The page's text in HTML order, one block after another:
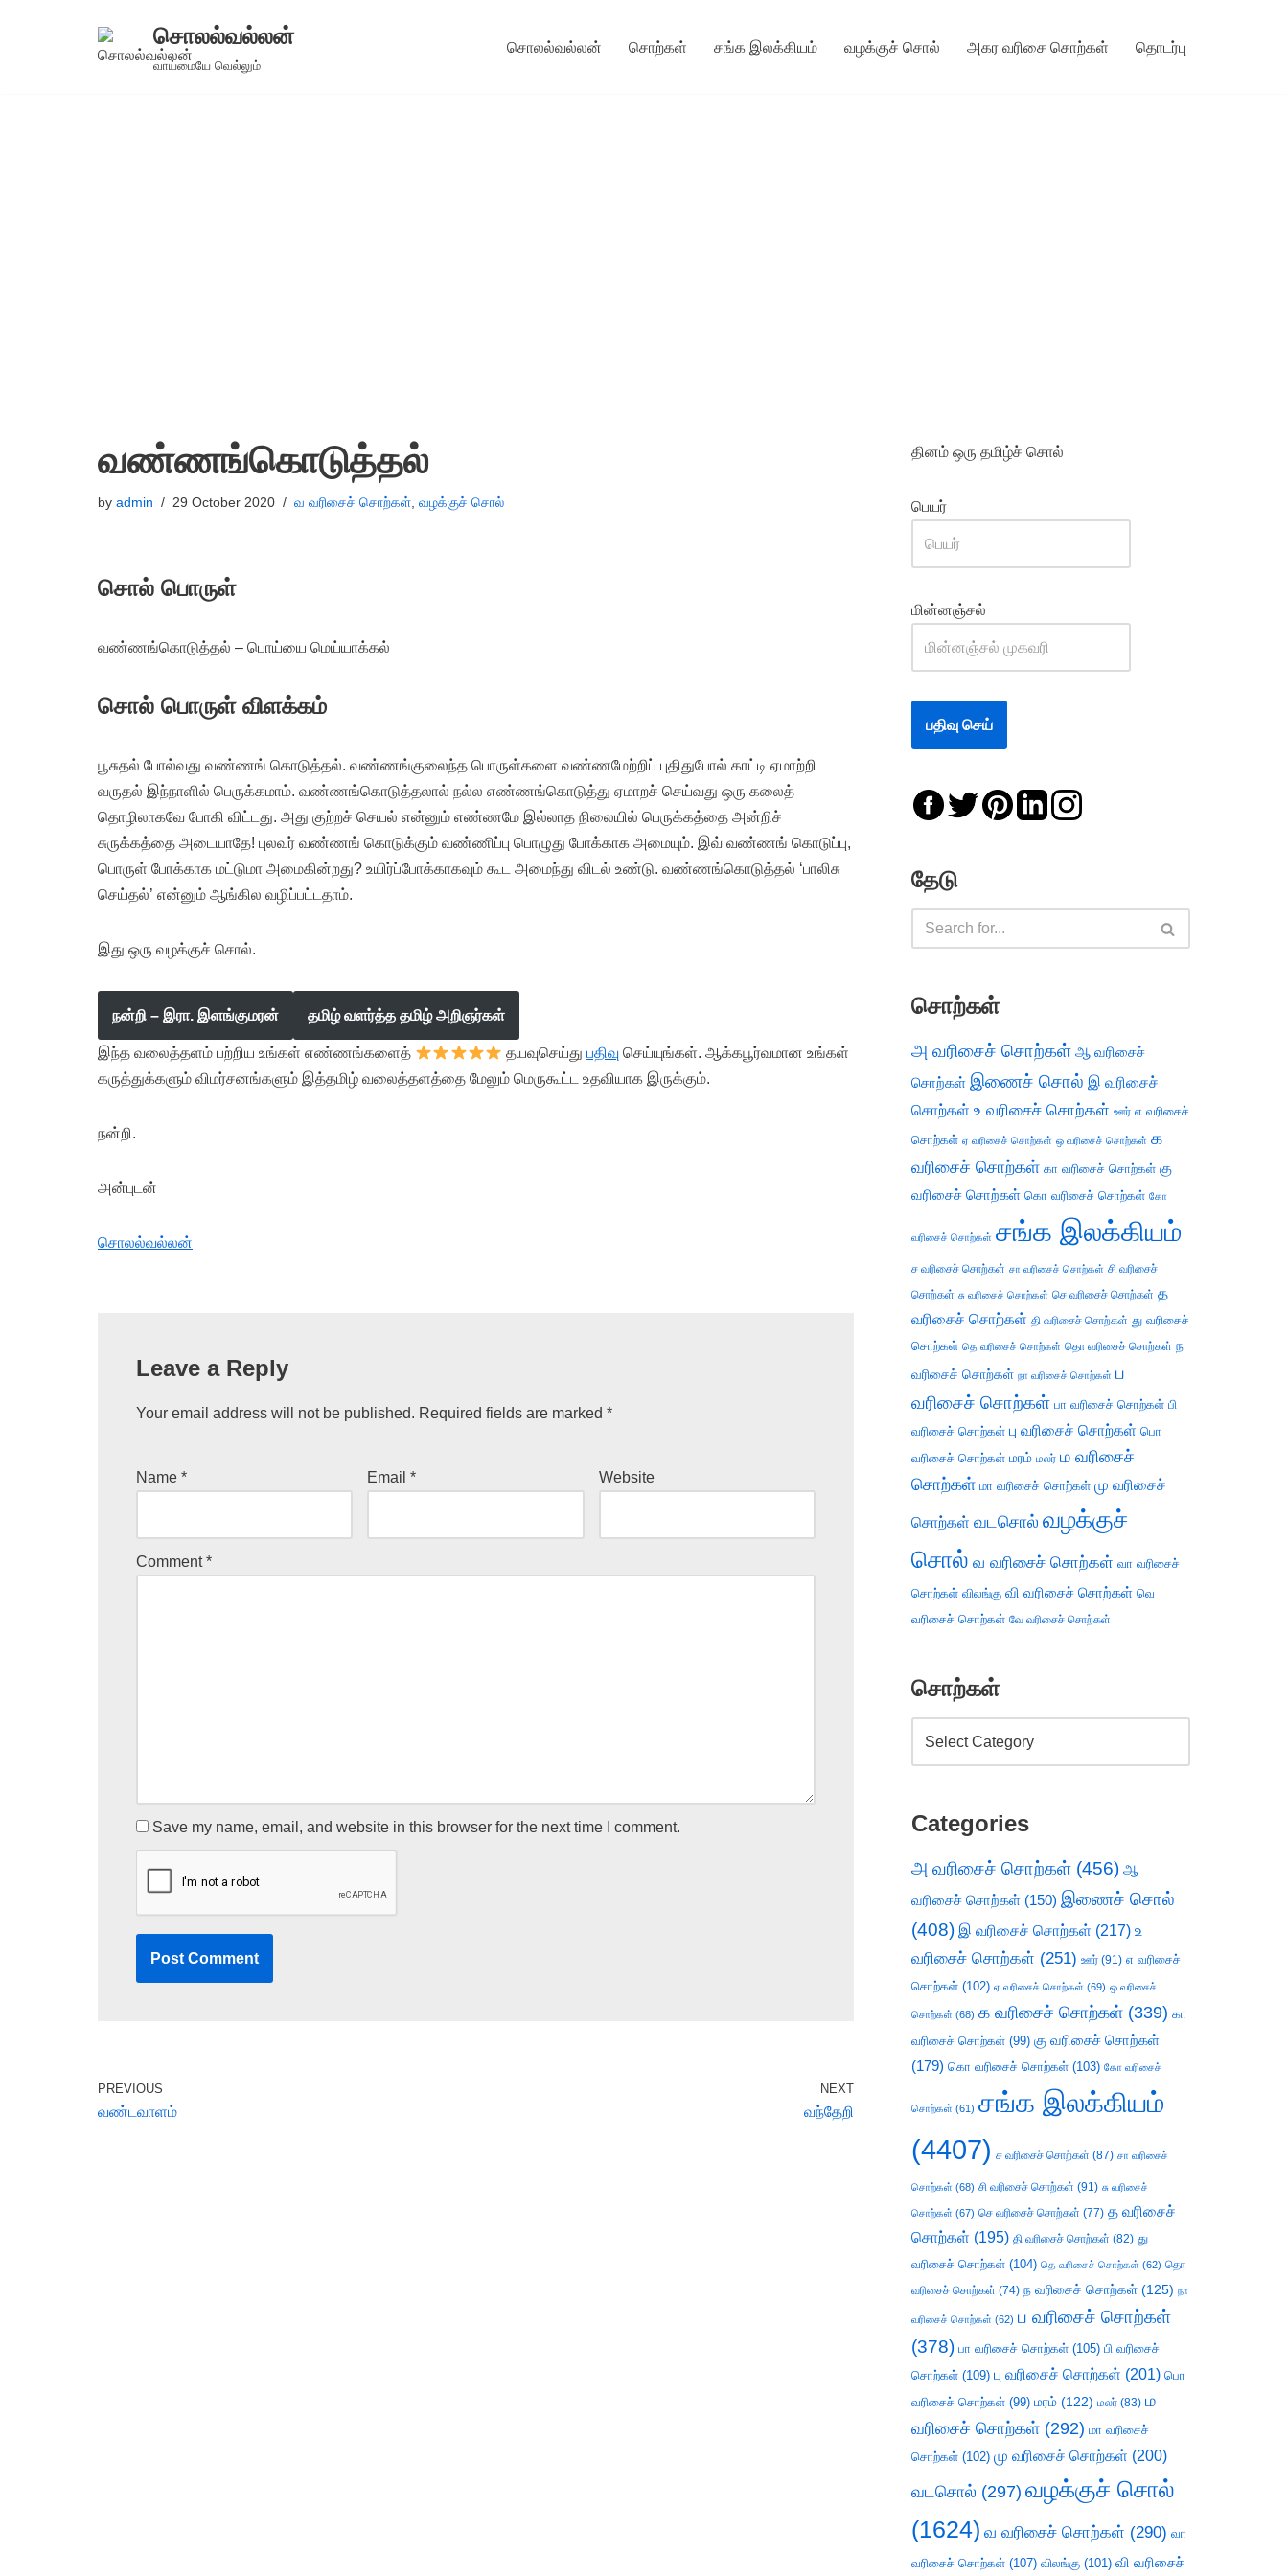
சொலல்வல்லன்
வாய்மையே வெல்லும்
சொலல்வல்லன் சொற்கள் சங்க இலக்கியம் வழக்குச் சொல் அகர வரிசை சொற்கள் தொடர்பு
வண்ணங்கொடுத்தல்
by admin 29 October 2020 வ வரிசைச் சொற்கள் வழக்குச் சொல்
சொல் பொருள்
வண்ணங்கொடுத்தல் – பொய்யை மெய்யாக்கல்
சொல் பொருள் விளக்கம்
பூசுதல் போல்வது வண்ணங் கொடுத்தல். வண்ணங்குலைந்த பொருள்களை வண்ணமேற்றிப் புதிதுபோல் காட்டி ஏமாற்றி
வருதல் இந்நாளில் பெருக்கமாம். வண்ணங்கொடுத்தலால் நல்ல எண்ணங்கொடுத்து ஏமாறச் செய்வது ஒரு கலைத்
தொழிலாகவே போகி விட்டது. அது குற்றச் செயல் என்னும் எண்ணமே இல்லாத நிலையில் பெருக்கத்தை அன்றிச்
சுருக்கத்தை அடையாதே! புலவர் வண்ணங் கொடுக்கும் வண்ணிப்பு பொழுது போக்காக அமையும். இவ் வண்ணங் கொடுப்பு,
பொருள் போக்காக மட்டுமா அமைகின்றது? உயிர்ப்போக்காகவும் கூட அமைந்து விடல் உண்டு. வண்ணங்கொடுத்தல் ‘பாலிசு
செய்தல்’ என்னும் ஆங்கில வழிப்பட்டதாம்.
இது ஒரு வழக்குச் சொல்.
நன்றி – இரா. இளங்குமரன் தமிழ் வளர்த்த தமிழ் அறிஞர்கள்
இந்த வலைத்தளம் பற்றிய உங்கள் எண்ணங்களைத் தயவுசெய்துபதிவு செய்யுங்கள். ஆக்கபூர்வமான உங்கள்
கருத்துக்களும் விமர்சனங்களும் இத்தமிழ் வலைத்தளத்தை மேலும் மெருகூட்ட உதவியாக இருக்கும்.
நன்றி.
அன்புடன்
சொலல்வல்லன்
Leave a Reply
Your email address will not be published. Required fields are marked *
Name * Email* Website
Comment*
Save my name, email, and website in this browser for the next time I comment.
PREVIOUS
வண்டவாளம்
NEXT
வந்தேறி
தினம் ஒரு தமிழ்ச் சொல்
பெயர்
மின்னஞ்சல்
தேடு
சொற்கள்
அ வரிசைச் சொற்கள் ஆ வரிசைச்
சொற்கள் இணைச் சொல் இ வரிசைச்
சொற்கள் உ வரிசைச் சொற்கள் ஊர் எ வரிசைச்
சொற்கள் ஏ வரிசைச் சொற்கள் ஒ வரிசைச் சொற்கள் க
வரிசைச் சொற்கள் கா வரிசைச் சொற்கள் கு
வரிசைச் சொற்கள் கொ வரிசைச் சொற்கள் கோ
வரிசைச் சொற்கள் சங்க இலக்கியம்
ச வரிசைச் சொற்கள் சா வரிசைச் சொற்கள் சி வரிசைச்
சொற்கள் சு வரிசைச் சொற்கள் செ வரிசைச் சொற்கள் த
வரிசைச் சொற்கள் தி வரிசைச் சொற்கள் து வரிசைச்
சொற்கள் தெ வரிசைச் சொற்கள் தொ வரிசைச் சொற்கள் ந
வரிசைச் சொற்கள் நா வரிசைச் சொற்கள் ப
வரிசைச் சொற்கள் பா வரிசைச் சொற்கள் பி
வரிசைச் சொற்கள் பு வரிசைச் சொற்கள் பொ
வரிசைச் சொற்கள் மரம் மலர் ம வரிசைச்
சொற்கள் மா வரிசைச் சொற்கள் மு வரிசைச்
சொற்கள் வடசொல் வழக்குச்
சொல் வ வரிசைச் சொற்கள் வா வரிசைச்
சொற்கள் விலங்கு வி வரிசைச் சொற்கள் வெ
வரிசைச் சொற்கள் வே வரிசைச் சொற்கள்
சொற்கள்
Categories
அ வரிசைச் சொற்கள் (456) ஆ
வரிசைச் சொற்கள் (150) இணைச் சொல்
(408) இ வரிசைச் சொற்கள் (217) உ
வரிசைச் சொற்கள் (251) ஊர் (91) எ வரிசைச்
சொற்கள் (102) ஏ வரிசைச் சொற்கள் (69) ஒ வரிசைச்
சொற்கள் (68) க வரிசைச் சொற்கள் (339) கா
வரிசைச் சொற்கள் (99) கு வரிசைச் சொற்கள்
(179) கொ வரிசைச் சொற்கள் (103) கோ வரிசைச்
சொற்கள் (61) சங்க இலக்கியம்
(4407) ச வரிசைச் சொற்கள் (87) சா வரிசைச்
சொற்கள் (68) சி வரிசைச் சொற்கள் (91) சு வரிசைச்
சொற்கள் (67) செ வரிசைச் சொற்கள் (77) த வரிசைச்
சொற்கள் (195) தி வரிசைச் சொற்கள் (82) து
வரிசைச் சொற்கள் (104) தெ வரிசைச் சொற்கள் (62) தொ
வரிசைச் சொற்கள் (74) ந வரிசைச் சொற்கள் (125) நா
வரிசைச் சொற்கள் (62) ப வரிசைச் சொற்கள்
(378) பா வரிசைச் சொற்கள் (105) பி வரிசைச்
சொற்கள் (109) பு வரிசைச் சொற்கள் (201) பொ
வரிசைச் சொற்கள் (99) மரம் (122) மலர் (83) ம
வரிசைச் சொற்கள் (292) மா வரிசைச்
சொற்கள் (102) மு வரிசைச் சொற்கள் (200)
வடசொல் (297) வழக்குச் சொல்
(1624) வ வரிசைச் சொற்கள் (290) வா
வரிசைச் சொற்கள் (107) விலங்கு (101) வி வரிசைச்